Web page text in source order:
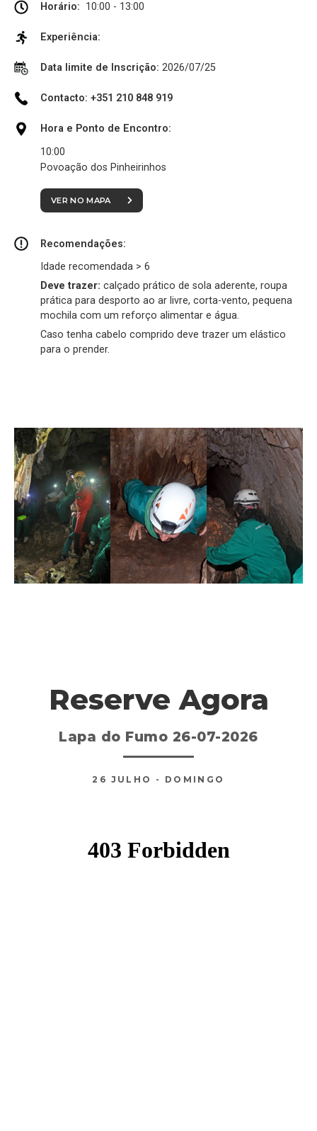
Horário: 10:00 - 13:00
Experiência:
Data limite de Inscrição: 2026/07/25
Contacto: +351 210 848 919
Hora e Ponto de Encontro:
10:00
Povoação dos Pinheirinhos
VER NO MAPA
Recomendações:
Idade recomendada > 6
Deve trazer: calçado prático de sola aderente, roupa
prática para desporto ao ar livre, corta-vento, pequena
mochila com um reforço alimentar e água.
Caso tenha cabelo comprido deve trazer um elástico
para o prender.
Reserve Agora
Lapa do Fumo 26-07-2026
26 JULHO - DOMINGO